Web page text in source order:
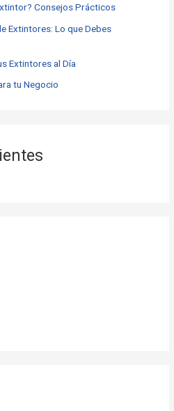
Consejos Prácticos
Extintores: Lo que Debes
Extintores al Día
tu Negocio